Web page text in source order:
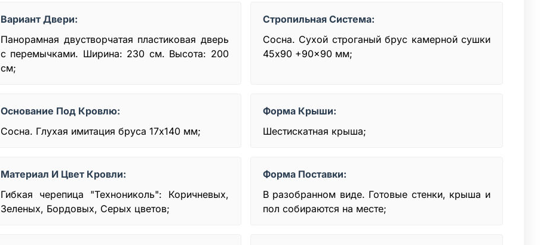
Вариант Двери:
Панорамная двустворчатая пластиковая дверь
с перемычками. Ширина: 230 см. Высота: 200
см;
Стропильная Система:
Сосна. Сухой строганый брус камерной сушки
45x90 +90x90 мм;
Основание Под Кровлю:
Сосна. Глухая имитация бруса 17х140 мм;
Форма Крыши:
Шестискатная крыша;
Материал И Цвет Кровли:
Гибкая черепица "Технониколь": Коричневых,
Зеленых, Бордовых, Серых цветов;
Форма Поставки:
В разобранном виде. Готовые стенки, крыша и
пол собираются на месте;